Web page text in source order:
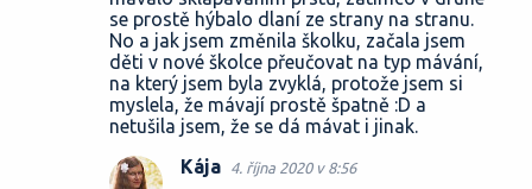
se prostě hýbalo dlaní ze strany na stranu.
No a jak jsem změnila školku, začala jsem
děti v nové školce přeučovat na typ mávání,
na který jsem byla zvyklá, protože jsem si
myslela, že mávají prostě špatně :D a
netušila jsem, že se dá mávat i jinak.
Kája
4. října 2020 v 8:56